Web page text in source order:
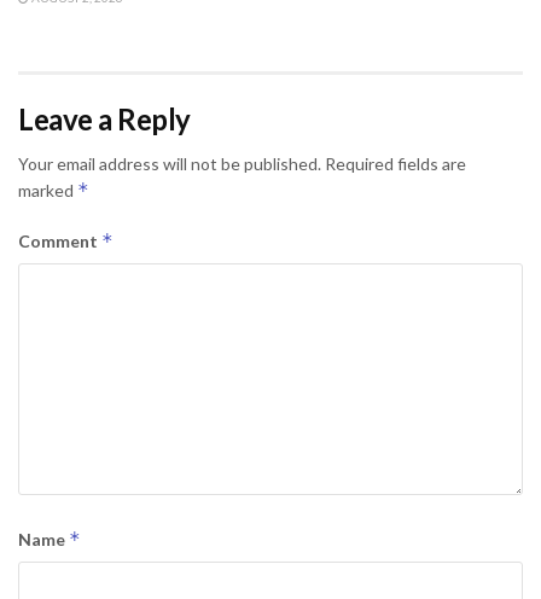
Leave a Reply
Your email address will not be published. Required fields are
marked *
Comment *
Name *